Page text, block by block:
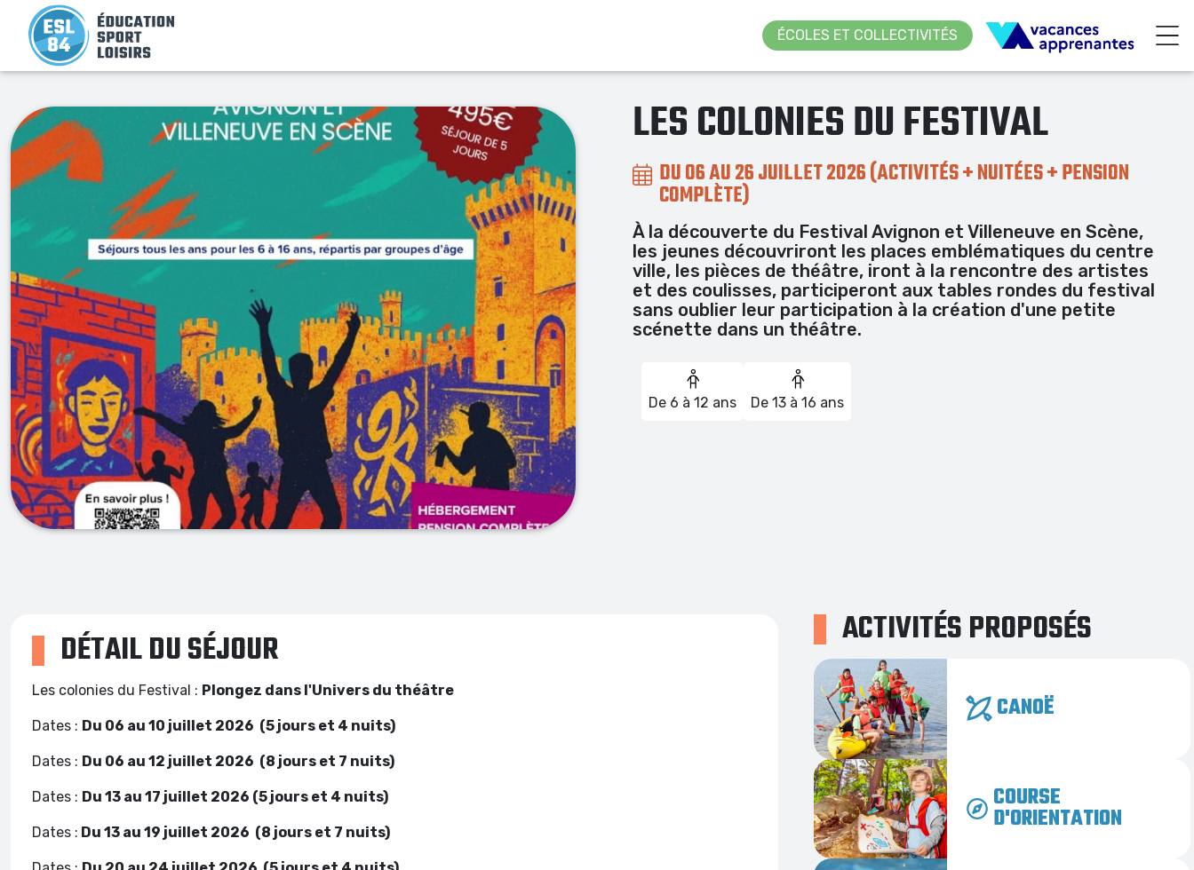
ÉCOLES ET COLLECTIVITÉS
LES COLONIES DU FESTIVAL
DU 06 AU 26 JUILLET 2026 (ACTIVITÉS + NUITÉES + PENSION
COMPLÈTE)
À la découverte du Festival Avignon et Villeneuve en Scène,
les jeunes découvriront les places emblématiques du centre
ville, les pièces de théâtre, iront à la rencontre des artistes
et des coulisses, participeront aux tables rondes du festival
sans oublier leur participation à la création d'une petite
scénette dans un théâtre.
De 6 à 12 ans De 13 à 16 ans
DÉTAIL DU SÉJOUR
Les colonies du Festival : Plongez dans l'Univers du théâtre
Dates : Du 06 au 10 juillet 2026 (5 jours et 4 nuits)
Dates : Du 06 au 12 juillet 2026 (8 jours et 7 nuits)
Dates : Du 13 au 17 juillet 2026 (5 jours et 4 nuits)
Dates : Du 13 au 19 juillet 2026 (8 jours et 7 nuits)
ACTIVITÉS PROPOSÉS
CANOË
COURSE
D'ORIENTATION